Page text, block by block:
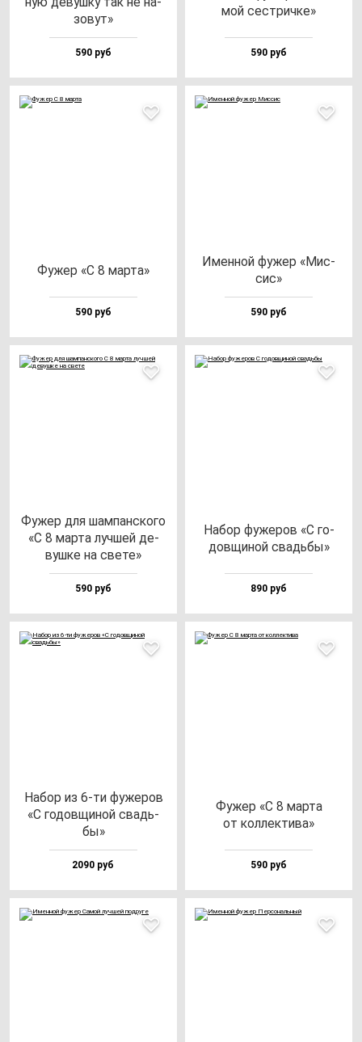
зо­вут»
590 руб
мой сес­трич­ке»
590 руб
Фужер «С 8 мар­та»
590 руб
Имен­ной фу­жер «Мис­
сис»
590 руб
Фужер для шам­пан­ско­го
«С 8 мар­та луч­шей де­
вуш­ке на све­те»
590 руб
Набор фу­же­ров «С го­
дов­щи­ной свадь­бы»
890 руб
Набор из 6-ти фу­же­ров
«С го­дов­щи­ной свадь­
бы»
2090 руб
Фужер «С 8 мар­та
от кол­лек­ти­ва»
590 руб